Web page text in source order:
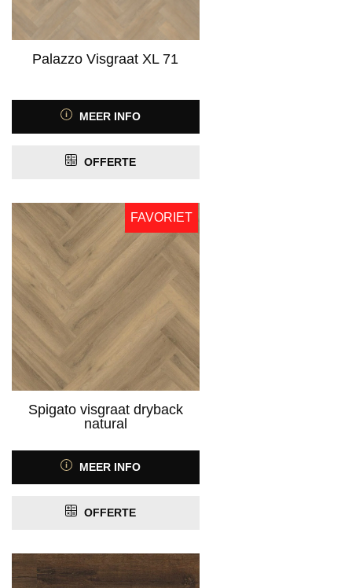
Palazzo Visgraat XL 71
MEER INFO
OFFERTE
FAVORIET
Spigato visgraat dryback
natural
MEER INFO
OFFERTE